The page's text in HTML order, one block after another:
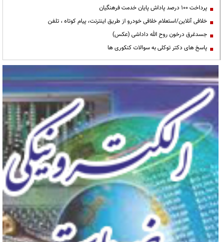
پرداخت ۱۰۰ درصد پاداش پایان خدمت فرهنگیان
خلافی آنلاین/استعلام خلافی خودرو از طریق اینترنت، پیام کوتاه ، تلفن
جسدغرق درخون روح الله داداشی (عکس)
پاسخ های دکتر توکلی به سوالات کنکوری ها